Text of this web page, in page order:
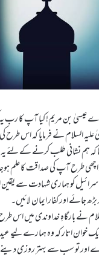
عیسیٰ بن مریم! کیا آپ کا رب
السلام نے فرمایا کہ اس
کہ ہم نشانی طلب کرنے کے لئے
اچھی طرح آپ کی صداقت کا علم
کو ہماری شہادت سے یقین
جائے اور کفار ایمان لائیں۔
نے بارگاہِ خداوندی میں اس
اتار کہ وہ ہمارے لیے
اور تو سب سے بہتر روزی